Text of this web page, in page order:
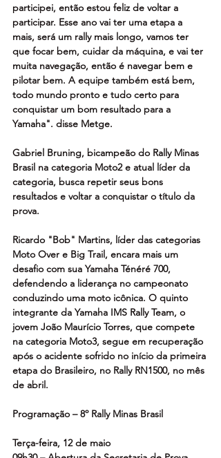
participei, então estou feliz de voltar a
participar. Esse ano vai ter uma etapa a
mais, será um rally mais longo, vamos ter
que focar bem, cuidar da máquina, e vai ter
muita navegação, então é navegar bem e
pilotar bem. A equipe também está bem,
todo mundo pronto e tudo certo para
conquistar um bom resultado para a
Yamaha". disse Metge.
Gabriel Bruning, bicampeão do Rally Minas
Brasil na categoria Moto2 e atual líder da
categoria, busca repetir seus bons
resultados e voltar a conquistar o título da
prova.
Ricardo "Bob" Martins, líder das categorias
Moto Over e Big Trail, encara mais um
desafio com sua Yamaha Ténéré 700,
defendendo a liderança no campeonato
conduzindo uma moto icônica. O quinto
integrante da Yamaha IMS Rally Team, o
jovem João Maurício Torres, que compete
na categoria Moto3, segue em recuperação
após o acidente sofrido no início da primeira
etapa do Brasileiro, no Rally RN1500, no mês
de abril.
Programação – 8º Rally Minas Brasil
Terça-feira, 12 de maio